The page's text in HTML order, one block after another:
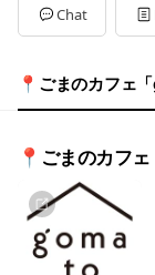
Chat
📍ごまのカフェ
📍ごまのカフェ